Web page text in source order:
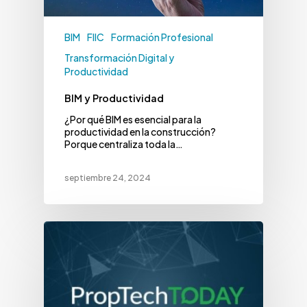
BIM FIIC
Formación Profesional
Transformación Digital y
Productividad
BIM y Productividad
¿Por qué BIM es esencial para la
productividad en la construcción?
Porque centraliza toda la…
septiembre 24, 2024